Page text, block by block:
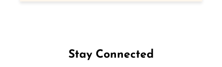
Stay Connected